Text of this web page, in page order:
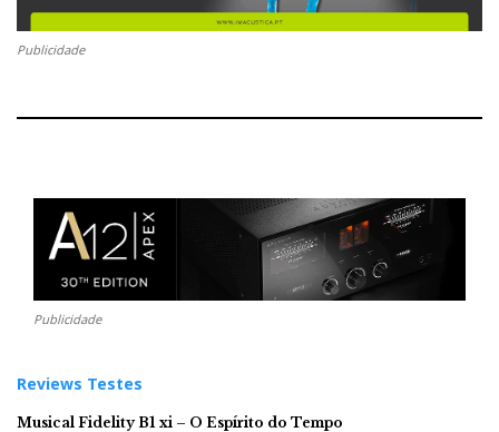
Publicidade
Publicidade
Reviews Testes
Musical Fidelity B1 xi – O Espírito do Tempo